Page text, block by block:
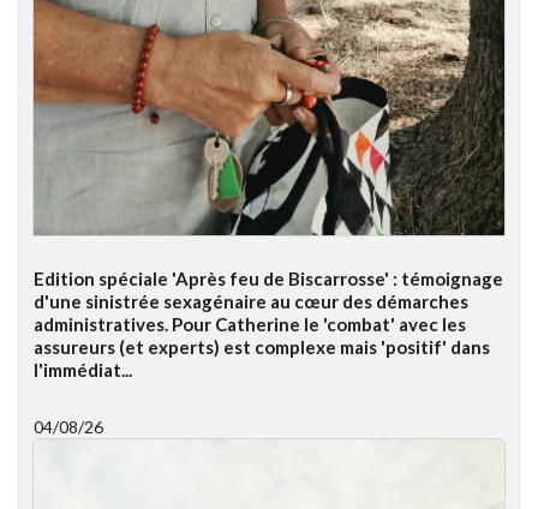
Edition spéciale 'Après feu de Biscarrosse' : témoignage
d'une sinistrée sexagénaire au cœur des démarches
administratives. Pour Catherine le 'combat' avec les
assureurs (et experts) est complexe mais 'positif' dans
l'immédiat...
04/08/26